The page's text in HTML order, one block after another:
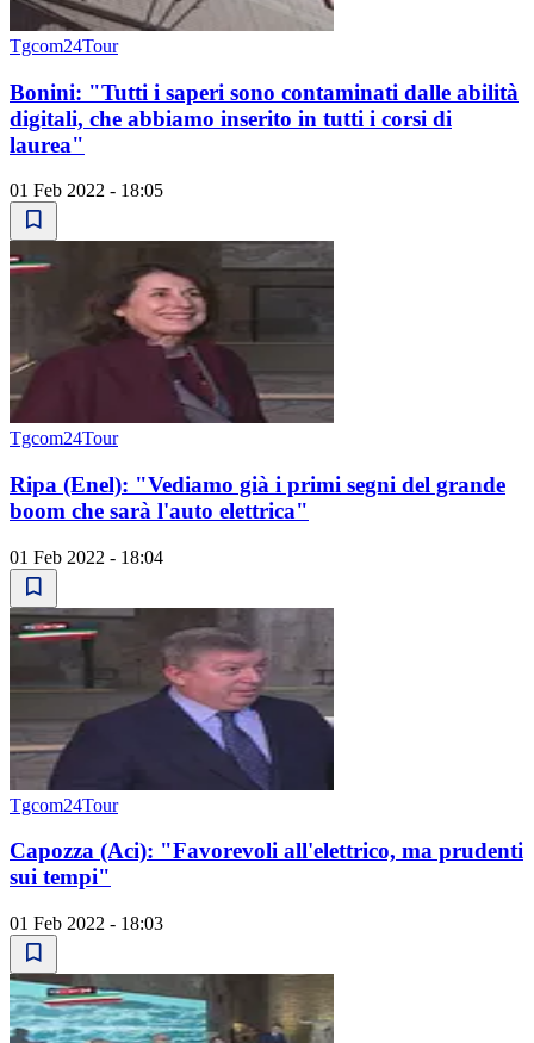
Tgcom24Tour
Bonini: "Tutti i saperi sono contaminati dalle abilità
digitali, che abbiamo inserito in tutti i corsi di
laurea"
01 Feb 2022 - 18:05
Tgcom24Tour
Ripa (Enel): "Vediamo già i primi segni del grande
boom che sarà l'auto elettrica"
01 Feb 2022 - 18:04
Tgcom24Tour
Capozza (Aci): "Favorevoli all'elettrico, ma prudenti
sui tempi"
01 Feb 2022 - 18:03